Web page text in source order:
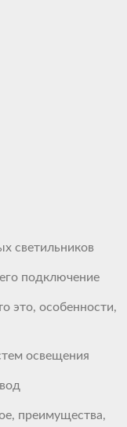
светильников
подключение
это, особенности,
освещения
преимущества,